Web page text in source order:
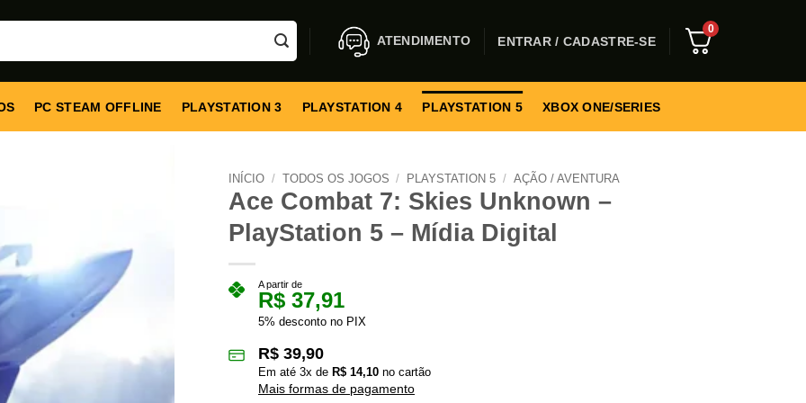
ATENDIMENTO ENTRAR / CADASTRE-SE
0
PC STEAM OFFLINE PLAYSTATION 3 PLAYSTATION 4 PLAYSTATION 5 XBOX ONE/SERIES
INÍCIO / TODOS OS JOGOS / PLAYSTATION 5 / AÇÃO / AVENTURA
Ace Combat 7: Skies Unknown –
PlayStation 5 – Mídia Digital
A partir de
R$ 37,91
5% desconto no PIX
R$ 39,90
Em até 3x de R$ 14,10 no cartão
Mais formas de pagamento